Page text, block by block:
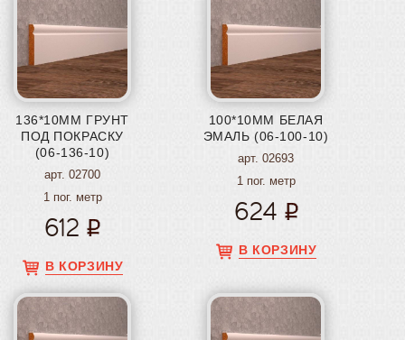
136*10ММ ГРУНТ
ПОД ПОКРАСКУ
(06-136-10)
арт. 02700
1 пог. метр
612
В КОРЗИНУ
100*10ММ БЕЛАЯ
ЭМАЛЬ (06-100-10)
арт. 02693
1 пог. метр
624
В КОРЗИНУ